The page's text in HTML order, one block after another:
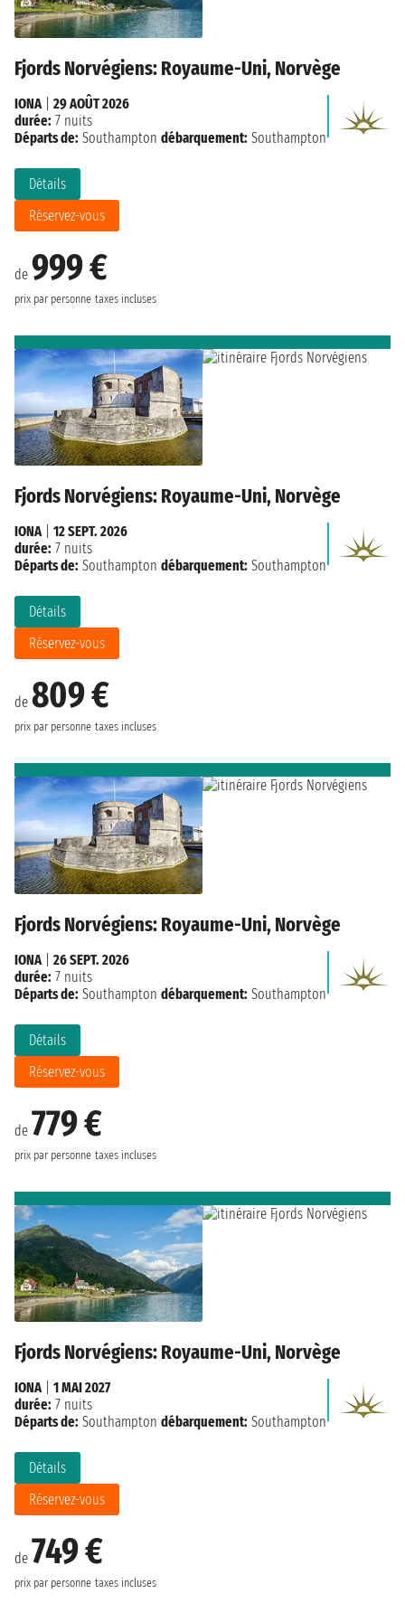
Fjords Norvégiens: Royaume-Uni, Norvège
de 999 €
prix par personne taxes incluses
Détails
Réservez-vous
IONA
29 AOÛT 2026
durée: 7 nuits
Départs de: Southampton débarquement: Southampton
Fjords Norvégiens: Royaume-Uni, Norvège
de 809 €
prix par personne taxes incluses
Détails
Réservez-vous
IONA| 12 SEPT. 2026
durée: 7 nuits
Départs de: Southampton débarquement: Southampton
Fjords Norvégiens: Royaume-Uni, Norvège
de 779 €
prix par personne taxes incluses
Détails
Réservez-vous
IONA
26 SEPT. 2026
durée: 7 nuits
Départs de: Southampton débarquement: Southampton
Fjords Norvégiens: Royaume-Uni, Norvège
de 749 €
prix par personne taxes incluses
Détails
Réservez-vous
IONA| 1 MAI 2027
durée: 7 nuits
Départs de: Southampton débarquement: Southampton